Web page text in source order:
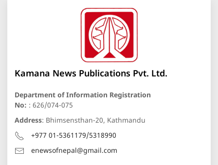
Kamana News Publications Pvt. Ltd.
Department of Information Registration
No: : 626/074-075
Address: Bhimsensthan-20, Kathmandu
+977 01-5361179/5318990
enewsofnepal@gmail.com